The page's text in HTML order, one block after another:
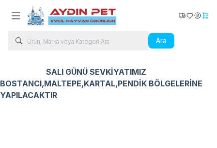
Ara
Kargo Takip
Favorilerim
SALI GÜNÜ SEVKİYATIMIZ
BOSTANCI,MALTEPE,KARTAL,PENDİK BÖLGELERİNE
YAPILACAKTIR